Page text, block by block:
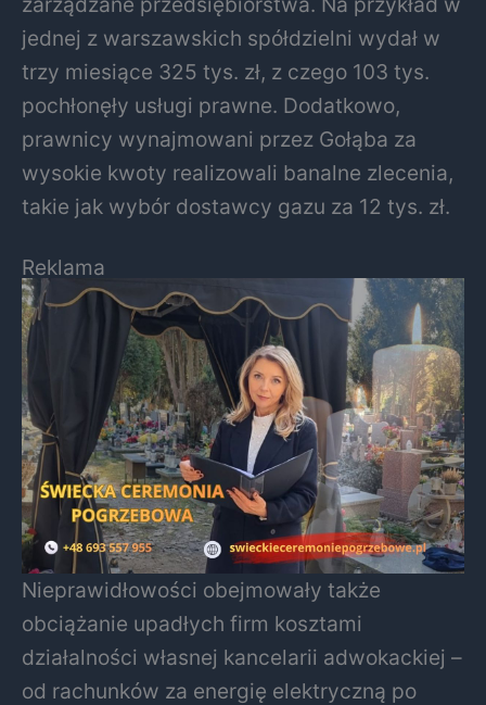
jednej z warszawskich spółdzielni wydał w
trzy miesiące 325 tys. zł, z czego 103 tys.
pochłonęły usługi prawne. Dodatkowo,
prawnicy wynajmowani przez Gołąba za
wysokie kwoty realizowali banalne zlecenia,
takie jak wybór dostawcy gazu za 12 tys. zł.
Reklama
Nieprawidłowości obejmowały także
obciążanie upadłych firm kosztami
działalności własnej kancelarii adwokackiej –
od rachunków za energię elektryczną po